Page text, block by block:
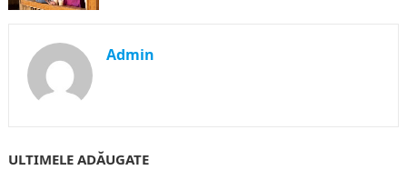
Admin
ULTIMELE ADĂUGATE